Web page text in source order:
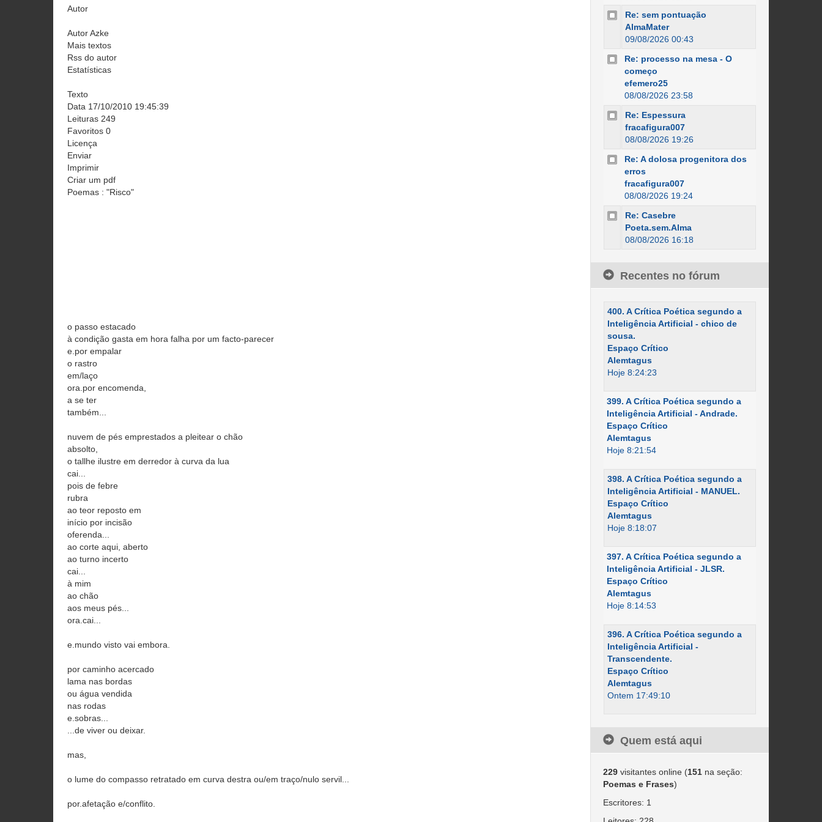
Autor
Autor Azke
Mais textos
Rss do autor
Estatísticas
Texto
Data 17/10/2010 19:45:39
Leituras 249
Favoritos 0
Licença
Enviar
Imprimir
Criar um pdf
Poemas : "Risco"
o passo estacado
à condição gasta em hora falha por um facto-parecer
e.por empalar
o rastro
em/laço
ora.por encomenda,
a se ter
também...
nuvem de pés emprestados a pleitear o chão
absolto,
o tallhe ilustre em derredor à curva da lua
cai...
pois de febre
rubra
ao teor reposto em
início por incisão
oferenda...
ao corte aqui, aberto
ao turno incerto
cai...
à mim
ao chão
aos meus pés...
ora.cai...
e.mundo visto vai embora.
por caminho acercado
lama nas bordas
ou água vendida
nas rodas
e.sobras...
...de viver ou deixar.
mas,
o lume do compasso retratado em curva destra ou/em traço/nulo servil...
por.afetação e/conflito.
Re: sem pontuação
AlmaMater
09/08/2026 00:43
Re: processo na mesa - O
começo
efemero25
08/08/2026 23:58
Re: Espessura
fracafigura007
08/08/2026 19:26
Re: A dolosa progenitora dos
erros
fracafigura007
08/08/2026 19:24
Re: Casebre
Poeta.sem.Alma
08/08/2026 16:18
Recentes no fórum
400. A Crítica Poética segundo a
Inteligência Artificial - chico de
sousa.
Espaço Crítico
Alemtagus
Hoje 8:24:23
399. A Crítica Poética segundo a
Inteligência Artificial - Andrade.
Espaço Crítico
Alemtagus
Hoje 8:21:54
398. A Crítica Poética segundo a
Inteligência Artificial - MANUEL.
Espaço Crítico
Alemtagus
Hoje 8:18:07
397. A Crítica Poética segundo a
Inteligência Artificial - JLSR.
Espaço Crítico
Alemtagus
Hoje 8:14:53
396. A Crítica Poética segundo a
Inteligência Artificial -
Transcendente.
Espaço Crítico
Alemtagus
Ontem 17:49:10
Quem está aqui
229visitantes online (151na seção:
Poemas e Frases)
Escritores: 1